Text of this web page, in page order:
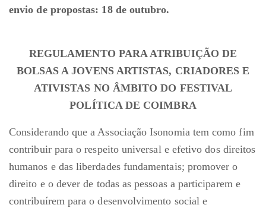
envio de propostas: 18 de outubro.
REGULAMENTO PARA ATRIBUIÇÃO DE
BOLSAS A JOVENS ARTISTAS, CRIADORES E
ATIVISTAS NO ÂMBITO DO FESTIVAL
POLÍTICA DE COIMBRA
Considerando que a Associação Isonomia tem como fim
contribuir para o respeito universal e efetivo dos direitos
humanos e das liberdades fundamentais; promover o
direito e o dever de todas as pessoas a participarem e
contribuírem para o desenvolvimento social e